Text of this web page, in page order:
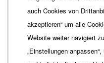
ordinariat Bistum-
auch Cookies von
akzeptieren“ um alle
Website weiter navigiert
„Einstellungen